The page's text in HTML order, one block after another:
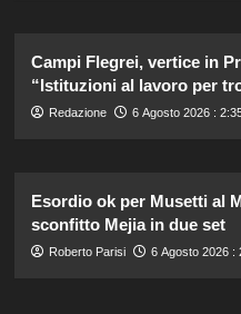
Campi Flegrei, vertice in
“Istituzioni al lavoro per
Redazione 6 Agosto 2026 :
Esordio ok per Musetti al
sconfitto Mejia in due set
Roberto Parisi 6 Agosto 2026 :